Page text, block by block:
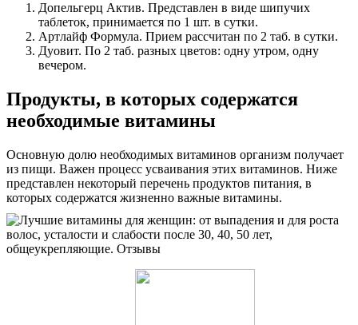
Допельгерц Актив. Представлен в виде шипучих
таблеток, принимается по 1 шт. в сутки.
Артлайф Формула. Прием рассчитан по 2 таб. в сутки.
Дуовит. По 2 таб. разных цветов: одну утром, одну
вечером.
Продукты, в которых содержатся
необходимые витамины
Основную долю необходимых витаминов организм получает
из пищи. Важен процесс усваивания этих витаминов. Ниже
представлен некоторый перечень продуктов питания, в
которых содержатся жизненно важные витамины.